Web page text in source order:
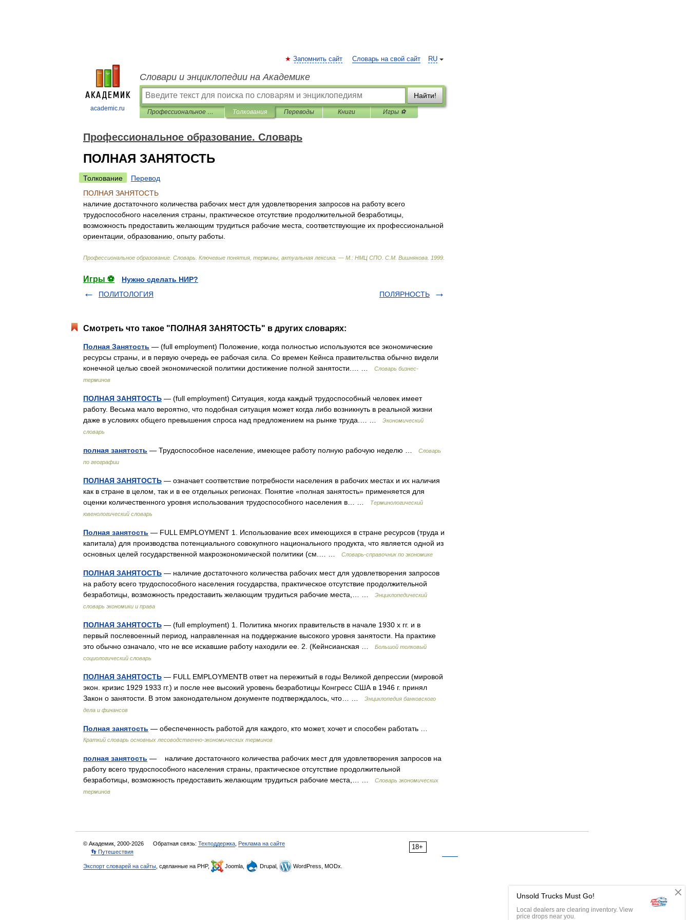
academic.ru
RU
Запомнить сайт Словарь на свой сайт
Словари и энциклопедии на Академике
Найти!
Профессиональное образование. Словарь Толкования Переводы Книги Игры ⚽
Профессиональное образование. Словарь
ПОЛНАЯ ЗАНЯТОСТЬ
Толкование
Перевод
ПОЛНАЯ ЗАНЯТОСТЬ
наличие достаточного количества рабочих мест для удовлетворения запросов на работу всего
трудоспособного населения страны практическое отсутствие продолжительной безработицы
возможность предоставить желающим трудиться рабочие места соответствующие их профессиональной
ориентации образованию опыту работы
Профессиональное образование Словарь Ключевые понятия термины актуальная лексика . — М : НМЦ СПО С М Вишнякова 1999
Игры ⚽
Нужно сделать НИР?
ПОЛИТОЛОГИЯ
ПОЛЯРНОСТЬ
Смотреть что такое "ПОЛНАЯ ЗАНЯТОСТЬ" в других словарях:
Полная Занятость — (full employment) Положение, когда полностью используются все экономические
ресурсы страны, и в первую очередь ее рабочая сила. Со времен Кейнса правительства обычно видели
конечной целью своей экономической политики достижение полной занятости.… …
Словарь бизнес-
терминов
ПОЛНАЯ ЗАНЯТОСТЬ — (full employment) Ситуация, когда каждый трудоспособный человек имеет
работу. Весьма мало вероятно, что подобная ситуация может когда либо возникнуть в реальной жизни
даже в условиях общего превышения спроса над предложением на рынке труда.… …
Экономический
словарь
полная занятость — Трудоспособное население, имеющее работу полную рабочую неделю …
Словарь
по географии
ПОЛНАЯ ЗАНЯТОСТЬ — означает соответствие потребности населения в рабочих местах и их наличия
как в стране в целом, так и в ее отдельных регионах. Понятие «полная занятость» применяется для
оценки количественного уровня использования трудоспособного населения в… …
Терминологический
ювенологический словарь
Полная занятость — FULL EMPLOYMENT 1. Использование всех имеющихся в стране ресурсов (труда и
капитала) для производства потенциального совокупного национального продукта, что является одной из
основных целей государственной макроэкономической политики (см.… …
Словарь-справочник по экономике
ПОЛНАЯ ЗАНЯТОСТЬ — наличие достаточного количества рабочих мест для удовлетворения запросов
на работу всего трудоспособного населения государства, практическое отсутствие продолжительной
безработицы, возможность предоставить желающим трудиться рабочие места,… …
Энциклопедический
словарь экономики и права
ПОЛНАЯ ЗАНЯТОСТЬ — (full employment) 1. Политика многих правительств в начале 1930 х гг. и в
первый послевоенный период, направленная на поддержание высокого уровня занятости. На практике
это обычно означало, что не все искавшие работу находили ее. 2. (Кейнсианская …
Большой толковый
социологический словарь
ПОЛНАЯ ЗАНЯТОСТЬ — FULL EMPLOYMENTВ ответ на пережитый в годы Великой депрессии (мировой
экон. кризис 1929 1933 гг.) и после нее высокий уровень безработицы Конгресс США в 1946 г. принял
Закон о занятости. В этом законодательном документе подтверждалось, что… …
Энциклопедия банковского
дела и финансов
Полная занятость — обеспеченность работой для каждого, кто может, хочет и способен работать …
Краткий словарь основных лесоводственно-экономических терминов
полная занятость — наличие достаточного количества рабочих мест для удовлетворения запросов на
работу всего трудоспособного населения страны, практическое отсутствие продолжительной
безработицы, возможность предоставить желающим трудиться рабочие места,… …
Словарь экономических
терминов
18+
© Академик, 2000-2026 Обратная связь: Техподдержка Реклама на сайте
👣 Путешествия
Экспорт словарей на сайты , сделанные на PHP, Joomla, Drupal, WordPress, MODx.